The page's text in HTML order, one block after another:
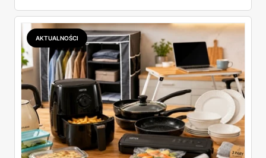
wszystkie oferty i policzyłam, kiedy taki zakup faktycznie
się opłaca.
AKTUALNOŚCI